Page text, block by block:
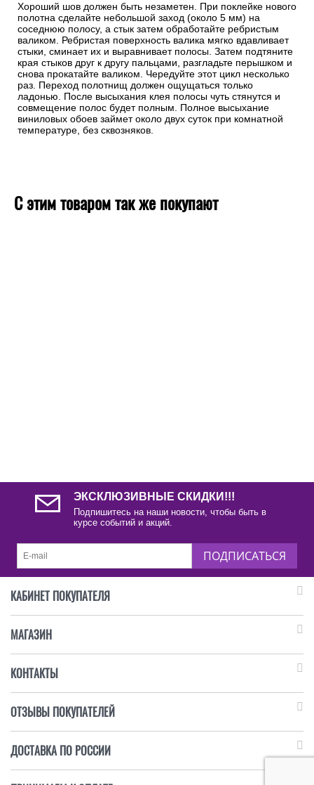
Хороший шов должен быть незаметен. При поклейке нового
полотна сделайте небольшой заход (около 5 мм) на
соседнюю полосу, а стык затем обработайте ребристым
валиком. Ребристая поверхность валика мягко вдавливает
стыки, сминает их и выравнивает полосы. Затем подтяните
края стыков друг к другу пальцами, разгладьте перышком и
снова прокатайте валиком. Чередуйте этот цикл несколько
раз. Переход полотнищ должен ощущаться только
ладонью. После высыхания клея полосы чуть стянутся и
совмещение полос будет полным. Полное высыхание
виниловых обоев займет около двух суток при комнатной
температуре, без сквозняков.
С этим товаром так же покупают
ЭКСКЛЮЗИВНЫЕ СКИДКИ!!!
Подпишитесь на наши новости, чтобы быть в
курсе событий и акций.
ПОДПИСАТЬСЯ
КАБИНЕТ ПОКУПАТЕЛЯ
МАГАЗИН
КОНТАКТЫ
ОТЗЫВЫ ПОКУПАТЕЛЕЙ
ДОСТАВКА ПО РОССИИ